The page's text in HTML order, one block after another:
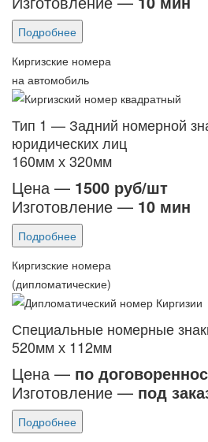
Подробнее
Киргизские номера
на автомобиль
Тип 1 — Задний номерной
юридических лиц
160мм х 320мм
Цена — 1500 руб/шт
Изготовление — 10 мин
Подробнее
Киргизские номера
(дипломатические)
Специальные номерные
520мм х 112мм
Цена — по
Изготовление — под
Подробнее